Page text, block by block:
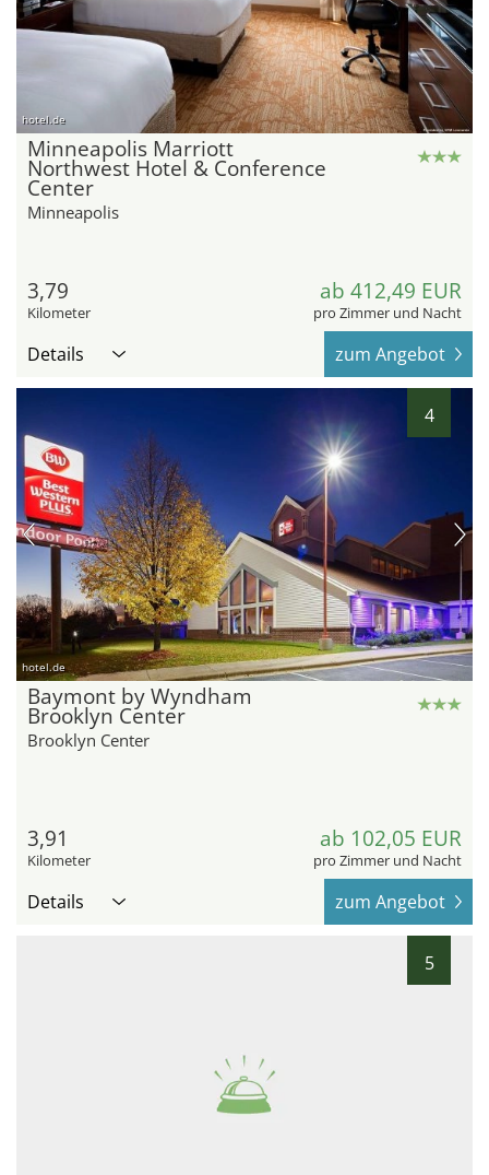
hotel.de
Minneapolis Marriott
Northwest Hotel & Conference
Center
Minneapolis
3,79
Kilometer
ab 412,49 EUR
pro Zimmer und Nacht
Details zum Angebot
4
hotel.de
Baymont by Wyndham
Brooklyn Center
Brooklyn Center
3,91
Kilometer
ab 102,05 EUR
pro Zimmer und Nacht
Details zum Angebot
5